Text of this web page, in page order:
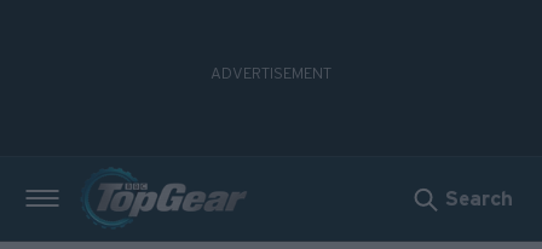
Search
Νέα